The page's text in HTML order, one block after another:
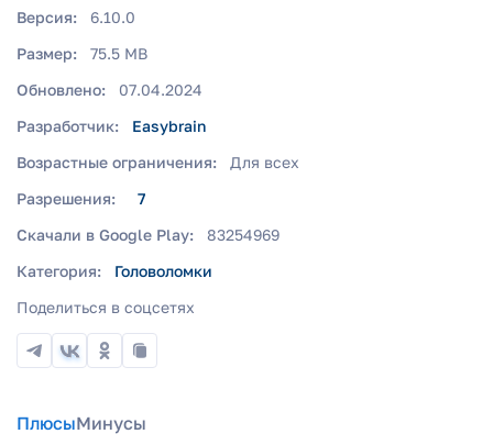
Версия:
6.10.0
Размер:
75.5 MB
Обновлено:
07.04.2024
Разработчик:
Easybrain
Возрастные ограничения:
Для всех
Разрешения:
7
Скачали в Google Play:
83254969
Категория:
Головоломки
Поделиться в соцсетях
ПлюсыМинусы